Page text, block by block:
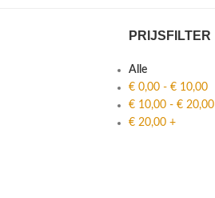
PRIJSFILTER
Alle
€0,00- €10,00
€10,00- €20,00
€20,00+